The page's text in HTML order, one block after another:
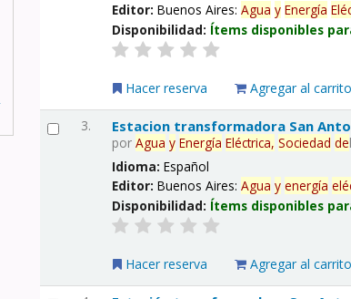
Editor:Buenos Aires:Agua y Energía
Disponibilidad: Ítems disponibles
Hacer reserva Agregar al carrito
3. Estacion transformadora San
porAgua y Energía Eléctrica, Sociedad de
Idioma:Español
Editor:Buenos Aires:Agua y energía
Disponibilidad: Ítems disponibles
Hacer reserva Agregar al carrito